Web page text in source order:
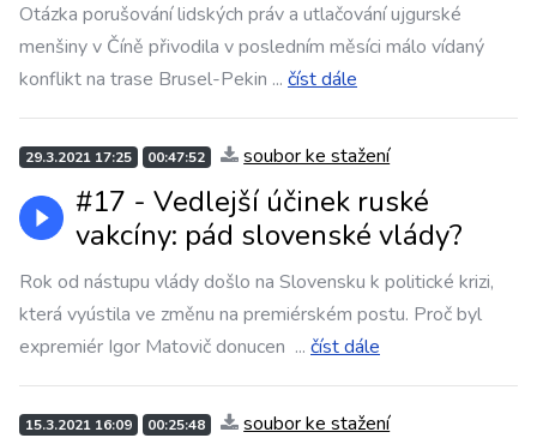
Otázka porušování lidských práv a utlačování ujgurské
menšiny v Číně přivodila v posledním měsíci málo vídaný
konflikt na trase Brusel-Pekin ... číst dále
29.3.2021 17:25 00:47:52 soubor ke stažení
#17 - Vedlejší účinek ruské
vakcíny: pád slovenské vlády?
Rok od nástupu vlády došlo na Slovensku k politické krizi,
která vyústila ve změnu na premiérském postu. Proč byl
expremiér Igor Matovič donucen ... číst dále
15.3.2021 16:09 00:25:48 soubor ke stažení